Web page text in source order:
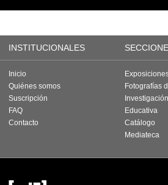
INSTITUCIONALES
Inicio
Quiénes somos
Suscripción
FAQ
Contacto
Fotografías
Investigación
Educativa
Catálogo
Mediateca